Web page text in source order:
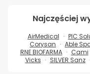
Najczęściej
AirMedical PIC
Corysan
Able
RNE BIOFARMA
Cami
Vicks
SILVER Sanz